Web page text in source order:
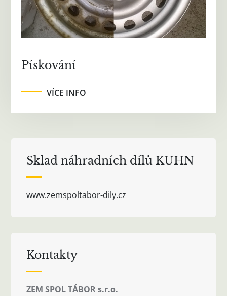
Pískování
VÍCE INFO
Sklad náhradních dílů KUHN
www.zemspoltabor-dily.cz
Kontakty
ZEM SPOL TÁBOR s.r.o.